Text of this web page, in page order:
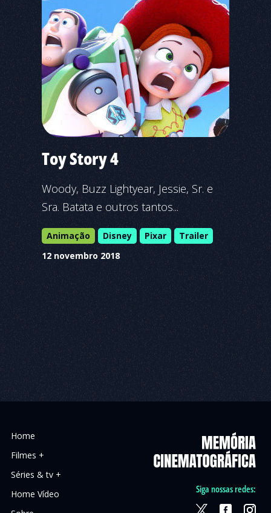
Toy Story 4
Woody, Buzz Lightyear, Jessie, Sr. e
Sra. Batata e outros tantos...
Animação Disney Pixar
Trailer
12 novembro 2018
Home
Filmes +
Séries & tv +
Home Vídeo
Siga nossas redes: